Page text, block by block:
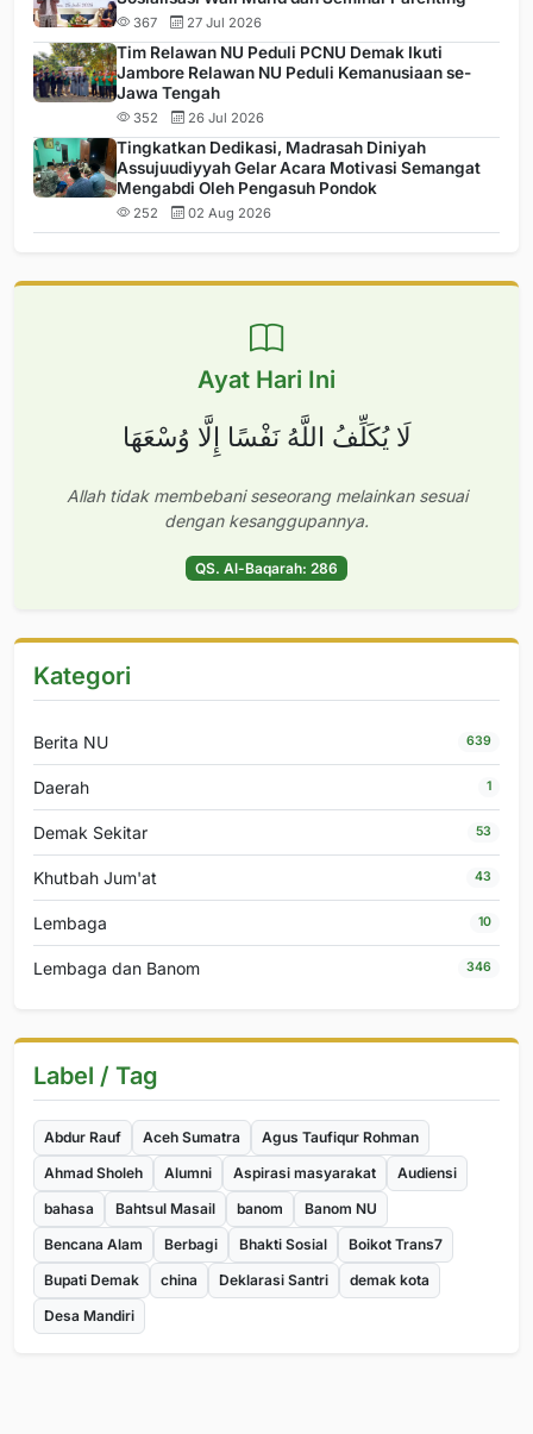
367 27 Jul 2026
Tim Relawan NU Peduli PCNU Demak Ikuti
Jambore Relawan NU Peduli Kemanusiaan se-
Jawa Tengah
352 26 Jul 2026
Tingkatkan Dedikasi, Madrasah Diniyah
Assujuudiyyah Gelar Acara Motivasi Semangat
Mengabdi Oleh Pengasuh Pondok
252 02 Aug 2026
Ayat Hari Ini
لَا يُكَلِّفُ اللَّهُ نَفْسًا إِلَّا وُسْعَهَا
Allah tidak membebani seseorang melainkan sesuai
dengan kesanggupannya.
QS. Al-Baqarah: 286
Kategori
Berita NU 639
Daerah 1
Demak Sekitar 53
Khutbah Jum'at 43
Lembaga 10
Lembaga dan Banom 346
Label / Tag
Abdur Rauf Aceh Sumatra
Agus Taufiqur Rohman
Ahmad Sholeh
Alumni Aspirasi masyarakat
Audiensi
bahasa
Bahtsul Masail banom
Banom NU
Bencana Alam
Berbagi Bhakti Sosial
Boikot Trans7
Bupati Demak
china Deklarasi Santri
demak kota
Desa Mandiri